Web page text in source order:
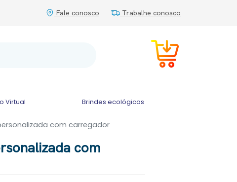
Fale conosco Trabalhe conosco
Virtual Brindes ecológicos
com carregador
com